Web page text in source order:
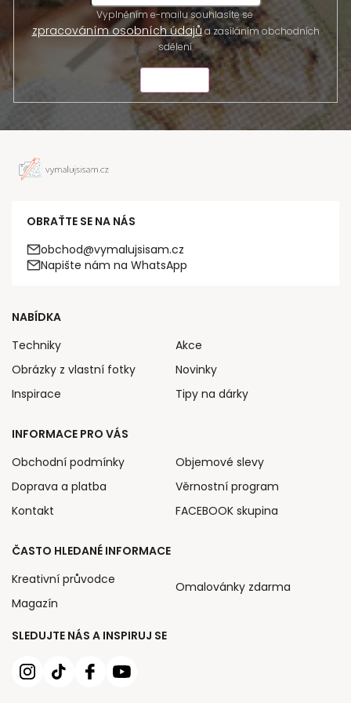
Vyplněním e-mailu souhlasíte se
zpracováním osobních údajůa zasíláním obchodních
sdělení.
OBRAŤTE SE NA NÁS
obchod@vymalujsisam.cz
Napište nám na WhatsApp
SLEDUJTE NÁS A INSPIRUJ SE
NABÍDKA
Techniky
Obrázky z vlastní fotky
Inspirace
Akce
Novinky
Tipy na dárky
INFORMACE PRO VÁS
Obchodní podmínky
Doprava a platba
Kontakt
Objemové slevy
Věrnostní program
FACEBOOK skupina
ČASTO HLEDANÉ INFORMACE
Kreativní průvodce
Magazín
Omalovánky zdarma